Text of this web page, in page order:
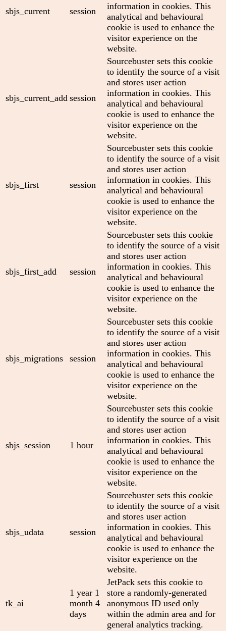
sbjs_current session
information in cookies. This
analytical and behavioural
cookie is used to enhance the
visitor experience on the
website.
sbjs_current_add session
Sourcebuster sets this cookie
to identify the source of a visit
and stores user action
information in cookies. This
analytical and behavioural
cookie is used to enhance the
visitor experience on the
website.
sbjs_first session
Sourcebuster sets this cookie
to identify the source of a visit
and stores user action
information in cookies. This
analytical and behavioural
cookie is used to enhance the
visitor experience on the
website.
sbjs_first_add session
Sourcebuster sets this cookie
to identify the source of a visit
and stores user action
information in cookies. This
analytical and behavioural
cookie is used to enhance the
visitor experience on the
website.
sbjs_migrations session
Sourcebuster sets this cookie
to identify the source of a visit
and stores user action
information in cookies. This
analytical and behavioural
cookie is used to enhance the
visitor experience on the
website.
sbjs_session 1 hour
Sourcebuster sets this cookie
to identify the source of a visit
and stores user action
information in cookies. This
analytical and behavioural
cookie is used to enhance the
visitor experience on the
website.
sbjs_udata session
Sourcebuster sets this cookie
to identify the source of a visit
and stores user action
information in cookies. This
analytical and behavioural
cookie is used to enhance the
visitor experience on the
website.
tk_ai
1 year 1
month 4
days
JetPack sets this cookie to
store a randomly-generated
anonymous ID used only
within the admin area and for
general analytics tracking.